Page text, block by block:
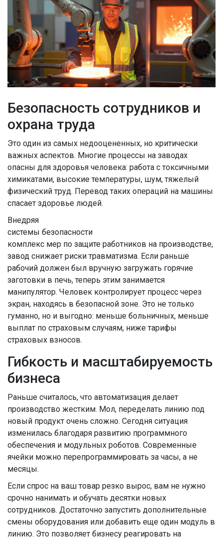
Безопасность сотрудников и
охрана труда
Это один из самых недооцененных, но критически
важных аспектов. Многие процессы на заводах
опасны для здоровья человека: работа с токсичными
химикатами, высокие температуры, шум, тяжелый
физический труд. Перевод таких операций на машины
спасает здоровье людей.
Внедряя
системы безопасности
комплекс мер по защите работников на производстве,
завод снижает риски травматизма. Если раньше
рабочий должен был вручную загружать горячие
заготовки в печь, теперь этим занимается
манипулятор. Человек контролирует процесс через
экран, находясь в безопасной зоне. Это не только
гуманно, но и выгодно: меньше больничных, меньше
выплат по страховым случаям, ниже тарифы
страховых взносов.
Гибкость и масштабируемость
бизнеса
Раньше считалось, что автоматизация делает
производство жестким. Мол, переделать линию под
новый продукт очень сложно. Сегодня ситуация
изменилась благодаря развитию программного
обеспечения и модульных роботов. Современные
ячейки можно перепрограммировать за часы, а не
месяцы.
Если спрос на ваш товар резко вырос, вам не нужно
срочно нанимать и обучать десятки новых
сотрудников. Достаточно запустить дополнительные
смены оборудования или добавить еще один модуль в
линию. Это позволяет бизнесу реагировать на